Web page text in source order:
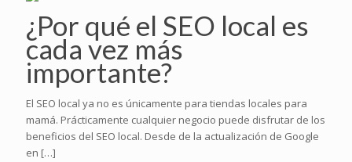
¿Por qué el SEO local es
cada vez más
importante?
El SEO local ya no es únicamente para tiendas locales para
mamá. Prácticamente cualquier negocio puede disfrutar de los
beneficios del SEO local. Desde de la actualización de Google
en […]